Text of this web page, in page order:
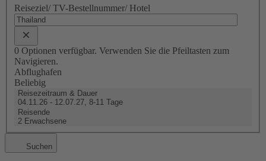
Reiseziel/ TV-Bestellnummer/ Hotel
0 Optionen verfügbar. Verwenden Sie die Pfeiltasten zum
Navigieren.
Abflughafen
Beliebig
Reisezeitraum & Dauer
04.11.26 - 12.07.27, 8-11 Tage
Reisende
2 Erwachsene
Suchen